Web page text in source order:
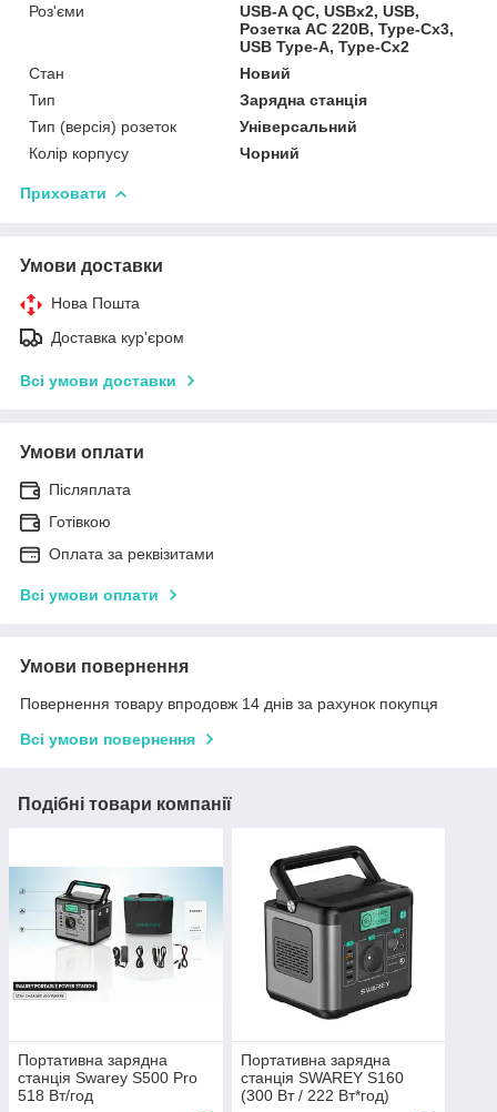
Роз'єми
USB-A QC, USBx2, USB,
Розетка AC 220В, Type-Cx3,
USB Type-A, Type-Cx2
Стан
Новий
Тип
Зарядна станція
Тип (версія) розеток
Універсальний
Колір корпусу
Чорний
Приховати
Умови доставки
Нова Пошта
Доставка кур'єром
Всі умови доставки
Умови оплати
Післяплата
Готівкою
Оплата за реквізитами
Всі умови оплати
Умови повернення
Повернення товару впродовж 14 днів за рахунок покупця
Всі умови повернення
Подібні товари компанії
Портативна зарядна
станція Swarey S500 Pro
518 Вт/год
Портативна зарядна
станція SWAREY S160
(300 Вт / 222 Вт*год)